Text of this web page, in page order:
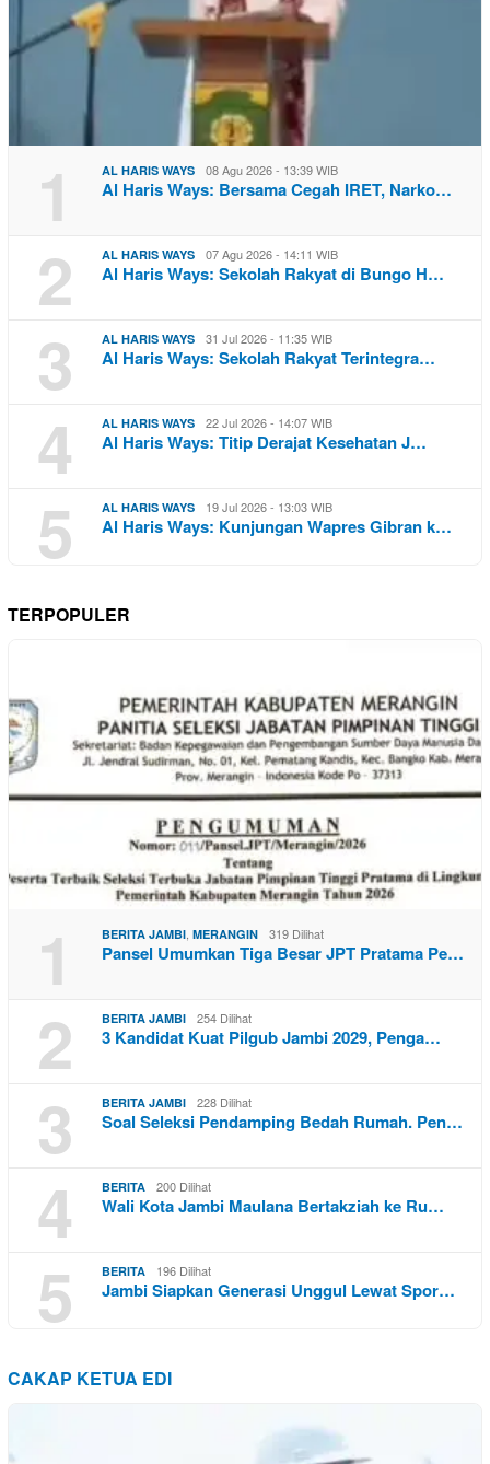
1 AL HARIS WAYS 08 Agu 2026 - 13:39 WIB
Al Haris Ways: Bersama Cegah IRET, Narko…
2 AL HARIS WAYS 07 Agu 2026 - 14:11 WIB
Al Haris Ways: Sekolah Rakyat di Bungo H…
3 AL HARIS WAYS 31 Jul 2026 - 11:35 WIB
Al Haris Ways: Sekolah Rakyat Terintegra…
4 AL HARIS WAYS 22 Jul 2026 - 14:07 WIB
Al Haris Ways: Titip Derajat Kesehatan J…
5 AL HARIS WAYS 19 Jul 2026 - 13:03 WIB
Al Haris Ways: Kunjungan Wapres Gibran k…
TERPOPULER
1 BERITA JAMBI MERANGIN 319 Dilihat
Pansel Umumkan Tiga Besar JPT Pratama Pe…
2 BERITA JAMBI 254 Dilihat
3 Kandidat Kuat Pilgub Jambi 2029, Penga…
3 BERITA JAMBI 228 Dilihat
Soal Seleksi Pendamping Bedah Rumah. Pen…
4 BERITA 200 Dilihat
Wali Kota Jambi Maulana Bertakziah ke Ru…
5 BERITA 196 Dilihat
Jambi Siapkan Generasi Unggul Lewat Spor…
CAKAP KETUA EDI